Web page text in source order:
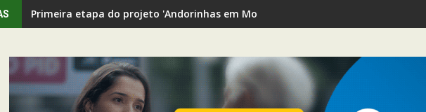
Primeira etapa do projeto 'Andorinhas em Movimento' revitaliza 12 km de trilhas